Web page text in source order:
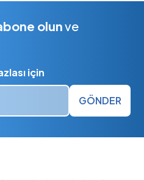
olunve
için
GÖNDER